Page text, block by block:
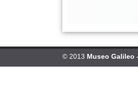
© 2013 Museo Galileo